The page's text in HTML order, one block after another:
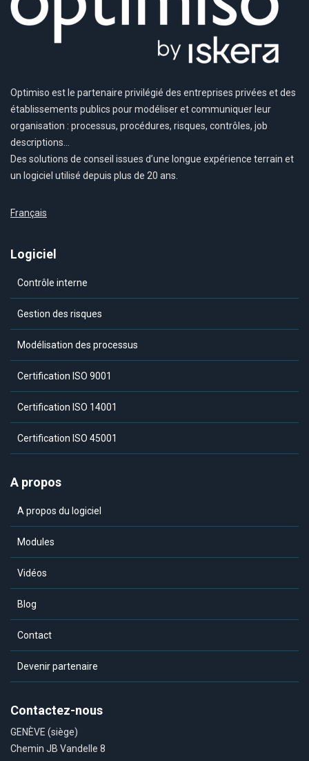
Optimiso est le partenaire privilégié des entreprises privées et des
établissements publics pour modéliser et communiquer leur
organisation : processus, procédures, risques, contrôles, job
descriptions…
Des solutions de conseil issues d’une longue expérience terrain et
un logiciel utilisé depuis plus de 20 ans.
Français
Logiciel
Contrôle interne
Gestion des risques
Modélisation des processus
Certification ISO 9001
Certification ISO 14001
Certification ISO 45001
A propos
A propos du logiciel
Modules
Vidéos
Blog
Contact
Devenir partenaire
Contactez-nous
GENÈVE (siège)
Chemin JB Vandelle 8